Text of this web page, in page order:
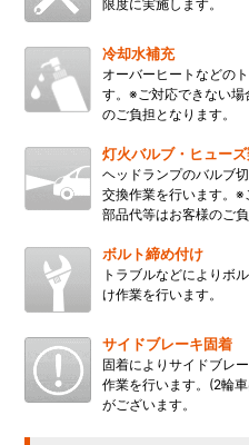
限度に実施します。
冷却水補充
オーバーヒートなどの
す。※ご対応できない
のご負担となります。
灯火バルブ・ヒューズ
ヘッドランプのバルブ
交換作業を行います。
部品代等はお客様のご負
ボルト締め付け
トラブルなどによりボ
け作業を行います。
サイドブレーキ固着
固着によりサイドブレ
作業を行います。(2輪
がございます。